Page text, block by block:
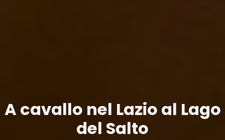
A cavallo nel Lazio al Lago
del Salto